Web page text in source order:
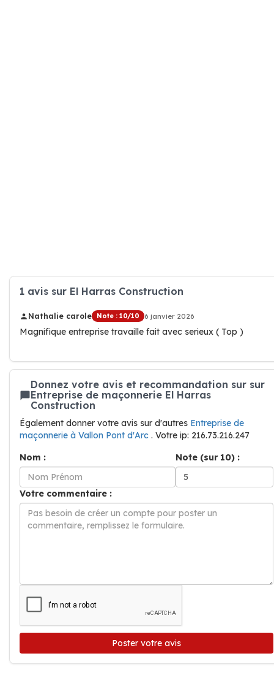
1 avis sur El Harras Construction
Nathalie carole Note : 10/10 6 janvier 2026
Magnifique entreprise travaille fait avec serieux ( Top )
Donnez votre avis et recommandation sur sur
Entreprise de maçonnerie El Harras
Construction
Également donner votre avis sur d'autres Entreprise de
maçonnerie à Vallon Pont d'Arc . Votre ip: 216.73.216.247
Nom :
Note (sur 10) :
Votre commentaire :
Poster votre avis